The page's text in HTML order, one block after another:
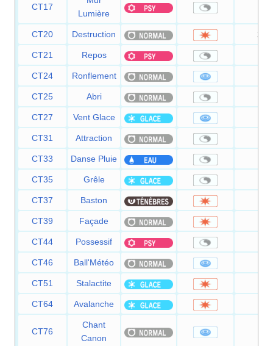
CT17
Lumière
CT20 Destruction 200
CT21 Repos
CT24 Ronflement
CT25 Abri
CT27 Vent Glace
CT31 Attraction
CT33 Danse Pluie
CT35 Grêle
CT37 Baston
CT39 Façade
CT44 Possessif
CT46 Ball'Météo
CT51 Stalactite
CT64 Avalanche
CT76
Chant
Canon